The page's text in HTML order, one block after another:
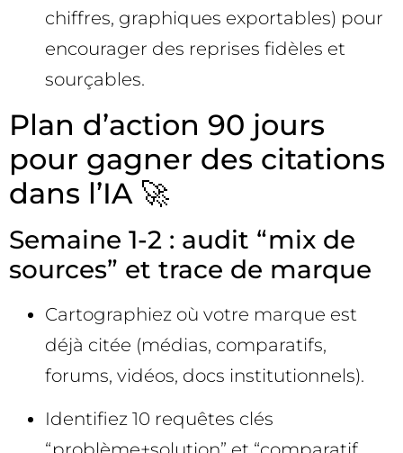
chiffres, graphiques exportables) pour
encourager des reprises fidèles et
sourçables.
Plan d’action 90 jours
pour gagner des citations
dans l’IA 🚀
Semaine 1-2 : audit “mix de
sources” et trace de marque
Cartographiez où votre marque est
déjà citée (médias, comparatifs,
forums, vidéos, docs institutionnels).
Identifiez 10 requêtes clés